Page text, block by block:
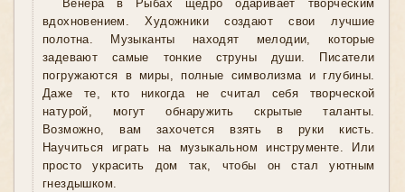
Венера в Рыбах щедро одаривает творческим
вдохновением. Художники создают свои лучшие
полотна. Музыканты находят мелодии, которые
задевают самые тонкие струны души. Писатели
погружаются в миры, полные символизма и глубины.
Даже те, кто никогда не считал себя творческой
натурой, могут обнаружить скрытые таланты.
Возможно, вам захочется взять в руки кисть.
Научиться играть на музыкальном инструменте. Или
просто украсить дом так, чтобы он стал уютным
гнездышком.